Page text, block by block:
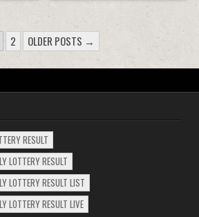
2 OLDER POSTS →
RESULT
LOTTERY RESULT
LOTTERY RESULT LIST
LOTTERY RESULT LIVE